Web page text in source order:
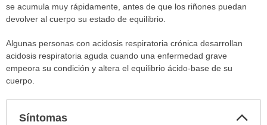
se acumula muy rápidamente, antes de que los riñones puedan
devolver al cuerpo su estado de equilibrio.
Algunas personas con acidosis respiratoria crónica desarrollan
acidosis respiratoria aguda cuando una enfermedad grave
empeora su condición y altera el equilibrio ácido-base de su
cuerpo.
Síntomas